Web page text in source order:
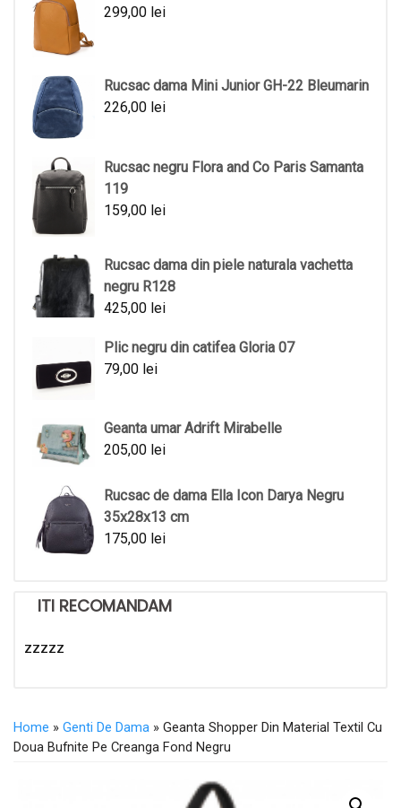
299,00 lei
Rucsac dama Mini Junior GH-22 Bleumarin
226,00 lei
Rucsac negru Flora and Co Paris Samanta
119
159,00 lei
Rucsac dama din piele naturala vachetta
negru R128
425,00 lei
Plic negru din catifea Gloria 07
79,00 lei
Geanta umar Adrift Mirabelle
205,00 lei
Rucsac de dama Ella Icon Darya Negru
35x28x13 cm
175,00 lei
ITI RECOMANDAM
zzzzz
Home » Genti De Dama » Geanta Shopper Din Material Textil Cu
Doua Bufnite Pe Creanga Fond Negru